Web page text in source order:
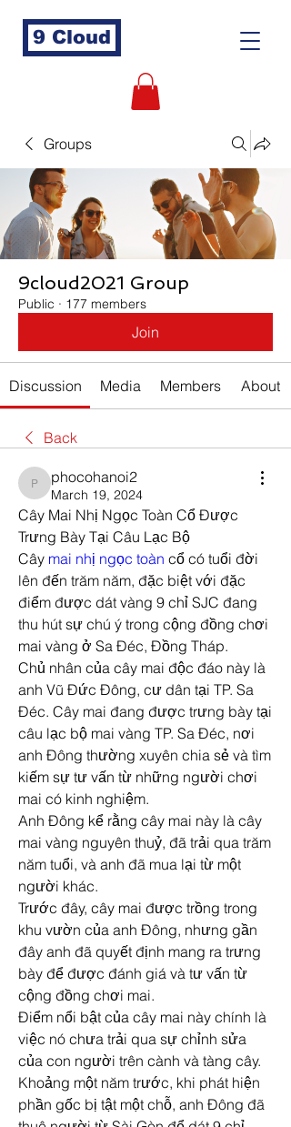
9 Cloud
Groups
9cloud2021 Group
Public · 177 members
Join
Discussion Media Members About
Back
phocohanoi2
phocohanoi2
March 19, 2024
Cây Mai Nhị Ngọc Toàn Cổ Được
Trưng Bày Tại Câu Lạc Bộ
Cây mai nhị ngọc toàn cổ có tuổi đời
lên đến trăm năm, đặc biệt với đặc
điểm được dát vàng 9 chỉ SJC đang
thu hút sự chú ý trong cộng đồng chơi
mai vàng ở Sa Đéc, Đồng Tháp.
Chủ nhân của cây mai độc đáo này là
anh Vũ Đức Đông, cư dân tại TP. Sa
Đéc. Cây mai đang được trưng bày tại
câu lạc bộ mai vàng TP. Sa Đéc, nơi
anh Đông thường xuyên chia sẻ và tìm
kiếm sự tư vấn từ những người chơi
mai có kinh nghiệm.
Anh Đông kể rằng cây mai này là cây
mai vàng nguyên thuỷ, đã trải qua trăm
năm tuổi, và anh đã mua lại từ một
người khác.
Trước đây, cây mai được trồng trong
khu vườn của anh Đông, nhưng gần
đây anh đã quyết định mang ra trưng
bày để được đánh giá và tư vấn từ
cộng đồng chơi mai.
Điểm nổi bật của cây mai này chính là
việc nó chưa trải qua sự chỉnh sửa
của con người trên cành và tàng cây.
Khoảng một năm trước, khi phát hiện
phần gốc bị tật một chỗ, anh Đông đã